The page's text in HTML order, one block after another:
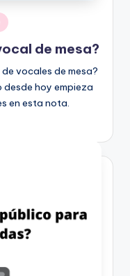
de mesa?
vocales de mesa?
hoy empieza
en esta nota.